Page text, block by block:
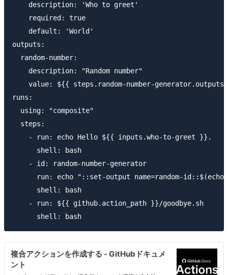
    description: 'Who to greet'
    required: true
    default: 'World'
outputs:
  random-number:
    description: "Random number"
value: ${{ steps.random-number-
runs:
  using: "composite"
  steps:
    - run: echo Hello ${{ inputs.who-to-greet }}.
      shell: bash
    - id: random-number-generator
run: echo "::set-output name=random-id::$(echo
      shell: bash
    - run: ${{ github.action_path }}/goodbye.sh